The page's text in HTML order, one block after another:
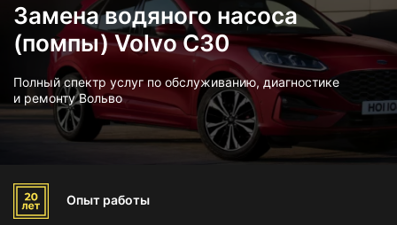
Замена водяного насоса
(помпы) Volvo C30
Полный спектр услуг по обслуживанию, диагностике
и ремонту Вольво
Опыт работы